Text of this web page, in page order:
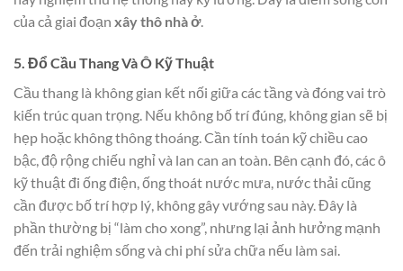
của cả giai đoạn xây thô nhà ở.
5. Đổ Cầu Thang Và Ô Kỹ Thuật
Cầu thang là không gian kết nối giữa các tầng và đóng vai trò
kiến trúc quan trọng. Nếu không bố trí đúng, không gian sẽ bị
hẹp hoặc không thông thoáng. Cần tính toán kỹ chiều cao
bậc, độ rộng chiếu nghỉ và lan can an toàn. Bên cạnh đó, các ô
kỹ thuật đi ống điện, ống thoát nước mưa, nước thải cũng
cần được bố trí hợp lý, không gây vướng sau này. Đây là
phần thường bị “làm cho xong”, nhưng lại ảnh hưởng mạnh
đến trải nghiệm sống và chi phí sửa chữa nếu làm sai.